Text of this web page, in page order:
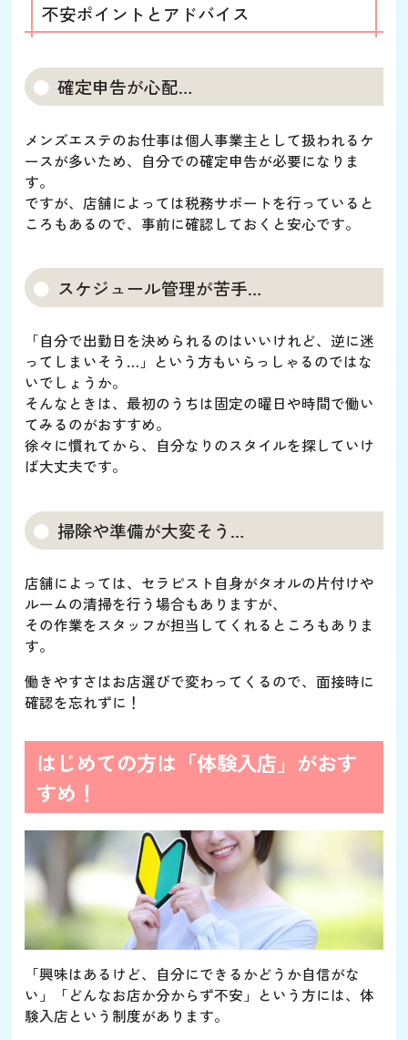
不安ポイントとアドバイス
確定申告が心配…
メンズエステのお仕事は個人事業主として扱われるケ
ースが多いため、自分での確定申告が必要になりま
す。
ですが、店舗によっては税務サポートを行っていると
ころもあるので、事前に確認しておくと安心です。
スケジュール管理が苦手…
「自分で出勤日を決められるのはいいけれど、逆に迷
ってしまいそう…」という方もいらっしゃるのではな
いでしょうか。
そんなときは、最初のうちは固定の曜日や時間で働い
てみるのがおすすめ。
徐々に慣れてから、自分なりのスタイルを探していけ
ば大丈夫です。
掃除や準備が大変そう…
店舗によっては、セラピスト自身がタオルの片付けや
ルームの清掃を行う場合もありますが、
その作業をスタッフが担当してくれるところもありま
す。
働きやすさはお店選びで変わってくるので、面接時に
確認を忘れずに！
はじめての方は「体験入店」がおす
すめ！
「興味はあるけど、自分にできるかどうか自信がな
い」「どんなお店か分からず不安」という方には、体
験入店という制度があります。